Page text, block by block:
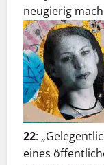
neugierig
22:
eines